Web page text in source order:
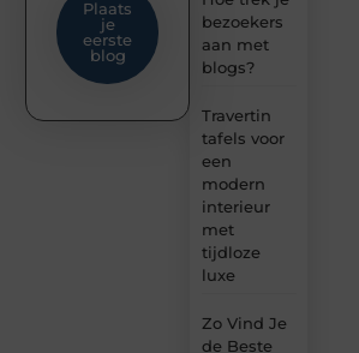
bezoekers
aan met
blogs?
Travertin
tafels voor
een
modern
interieur
met
tijdloze
luxe
Zo Vind Je
de Beste
Plaats
je
eerste
blog